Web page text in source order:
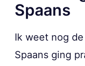
Spaans
Ik weet nog
Spaans ging